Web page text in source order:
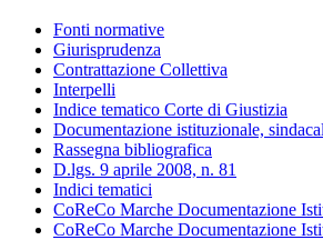
Fonti normative
Giurisprudenza
Contrattazione Collettiva
Interpelli
Indice tematico Corte di Giustizia
Documentazione istituzionale,
Rassegna bibliografica
D.lgs. 9 aprile 2008, n. 81
Indici tematici
CoReCo Marche Documentazione
CoReCo Marche Documentazione